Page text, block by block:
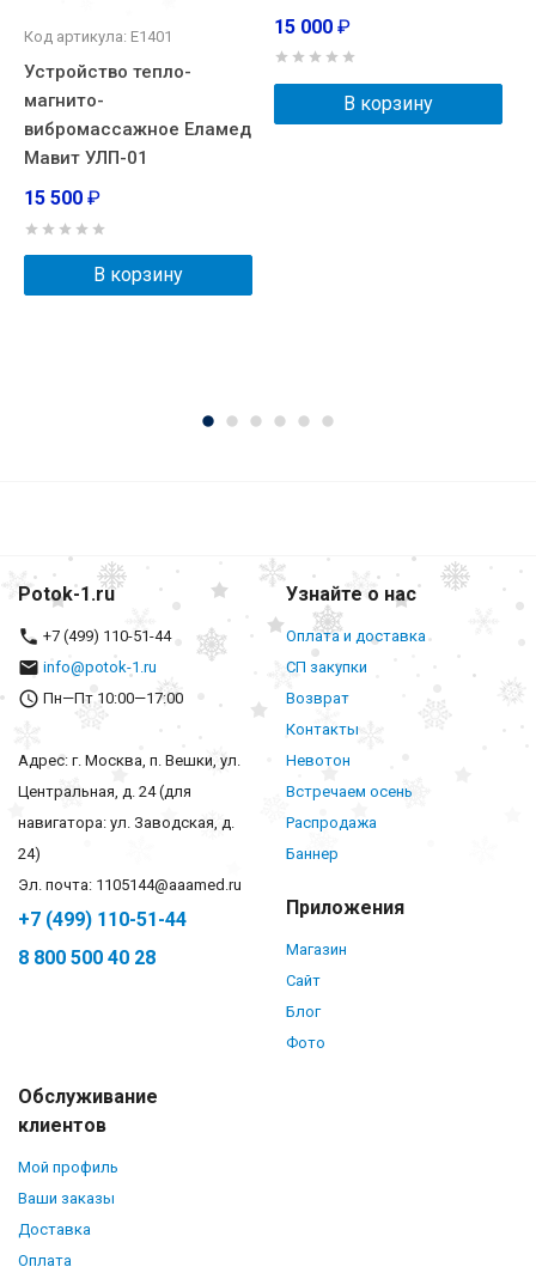
Код артикула: Е1401
Устройство тепло-
магнито-
вибромассажное Еламед
Мавит УЛП-01
15 500 ₽
В корзину
15 000 ₽
В корзину
Potok-1.ru
+7 (499) 110-51-44
info@potok-1.ru
Пн—Пт 10:00—17:00
Адрес: г. Москва, п. Вешки, ул.
Центральная, д. 24 (для
навигатора: ул. Заводская, д.
24)
Эл. почта: 1105144@aaamed.ru
+7 (499) 110-51-44
8 800 500 40 28
Узнайте о нас
Оплата и доставка
СП закупки
Возврат
Контакты
Невотон
Встречаем осень
Распродажа
Баннер
Приложения
Магазин
Сайт
Блог
Фото
Обслуживание
клиентов
Мой профиль
Ваши заказы
Доставка
Оплата